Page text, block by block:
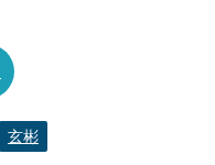
玄彬